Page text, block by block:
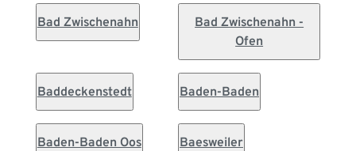
Bad Zwischenahn
Bad Zwischenahn -
Ofen
Baddeckenstedt Baden-Baden
Baden-Baden Oos Baesweiler